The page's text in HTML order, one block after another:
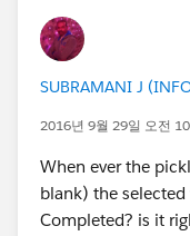
replace your
SUBRAMANI J
2016년 9월 29일 오전
When ever the
blank) the
Completed? is it